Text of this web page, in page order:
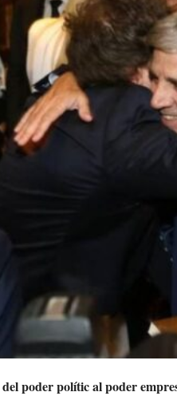
poder polític al poder